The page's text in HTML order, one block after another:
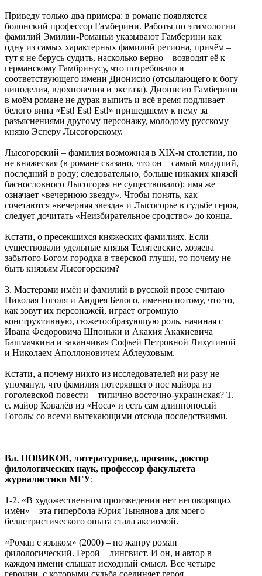
Приведу только два примера: в романе появляется
болонский профессор Гамберини. Работы по этимологии
фамилий Эмилии-Романьи указывают Гамберини как
одну из самых характерных фамилий региона, причём –
тут я не берусь судить, насколько верно – возводят её к
германскому Гамбринусу, что потребовало и
соответствующего имени Дионисио (отсылающего к богу
виноделия, вдохновения и экстаза). Дионисио Гамберини
в моём романе не дурак выпить и всё время подливает
белого вина «Est! Est! Est!» пришедшему к нему за
разъяснениями другому персонажу, молодому русскому –
князю Эсперу Лысогорскому.
Лысогорский – фамилия возможная в XIX-м столетии, но
не княжеская (в романе сказано, что он – самый младший,
последний в роду; следовательно, больше никаких князей
баснословного Лысогорья не существовало); имя же
означает «вечернюю звезду». Чтобы понять, как
сочетаются «вечерняя звезда» и Лысогорье в судьбе героя,
следует дочитать «Неизбирательное сродство» до конца.
Кстати, о пресекшихся княжеских фамилиях. Если
существовали удельные князья Телятевские, хозяева
забытого Богом городка в тверской глуши, то почему не
быть князьям Лысогорским?
3. Мастерами имён и фамилий в русской прозе считаю
Николая Гоголя и Андрея Белого, именно потому, что то,
как зовут их персонажей, играет огромную
конструктивную, сюжетообразующую роль, начиная с
Ивана Федоровича Шпоньки и Акакия Акакиевича
Башмачкина и заканчивая Софьей Петровной Лихутиной
и Николаем Аполлоновичем Аблеуховым.
Кстати, а почему никто из исследователей ни разу не
упомянул, что фамилия потерявшего нос майора из
гоголевской повести – типично восточно-украинская? Т.
е. майор Ковалёв из «Носа» и есть сам длинноносый
Гоголь: со всеми вытекающими отсюда последствиями.
Вл. НОВИКОВ, литературовед, прозаик, доктор
филологических наук, профессор факультета
журналистики МГУ:
1-2. «В художественном произведении нет неговорящих
имён» – эта гипербола Юрия Тынянова для моего
беллетристического опыта стала аксиомой.
«Роман с языком» (2000) – по жанру роман
филологический. Герой – лингвист. И он, и автор в
каждом имени слышат исходный смысл. Все четыре
героини, с которыми судьба соединяет героя,